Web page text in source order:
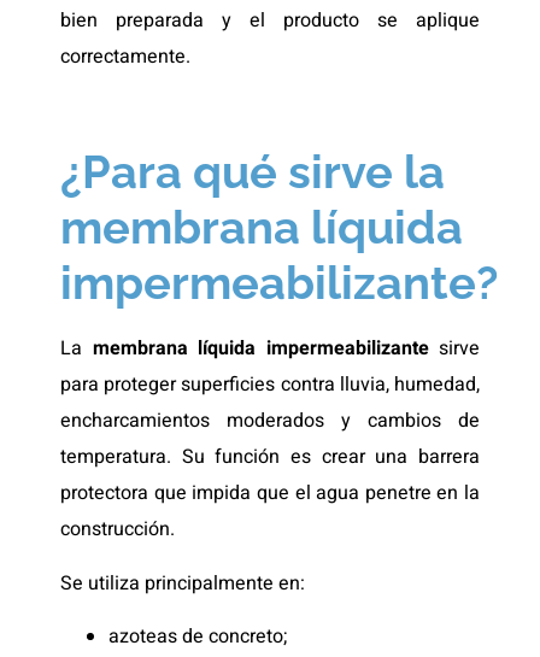
bien preparada y el producto se aplique
correctamente.
¿Para qué sirve la
membrana líquida
impermeabilizante?
La membrana líquida impermeabilizantesirve
para proteger superficies contra lluvia, humedad,
encharcamientos moderados y cambios de
temperatura. Su función es crear una barrera
protectora que impida que el agua penetre en la
construcción.
Se utiliza principalmente en:
azoteas de concreto;